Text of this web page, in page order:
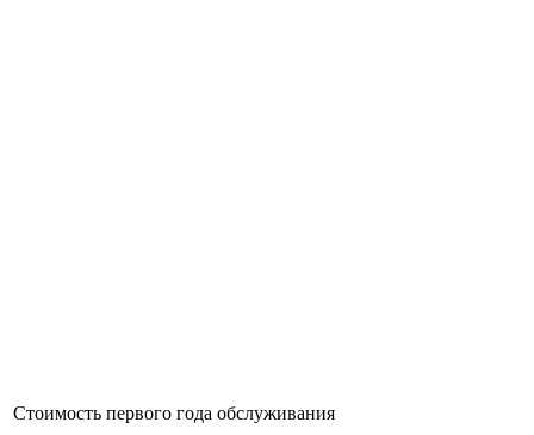
Стоимость первого года обслуживания